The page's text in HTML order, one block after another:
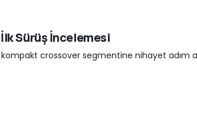
Sürüş İncelemesi
crossover segmentine nihayet adım